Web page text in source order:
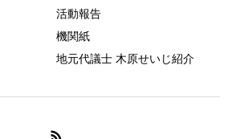
活動報告
機関紙
地元代議士 木原せいじ紹介